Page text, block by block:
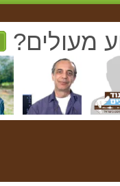
מעולים?